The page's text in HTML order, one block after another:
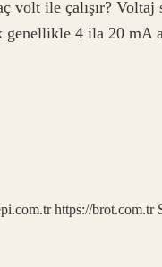
volt ile çalışır?
4 ila 20 mA
https://brot.com.tr